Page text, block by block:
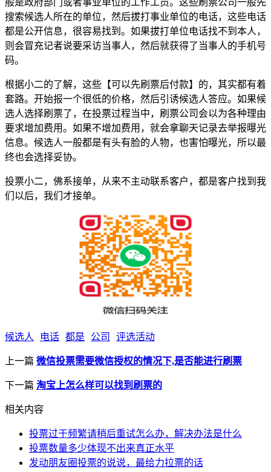
搜索候选人所在的单位，然后拔打事业单位的电话，这些电话
都是公开信息，很容易找到。如果拔打单位电话找不到本人，
则会冒充记者说要采访当事人，然后就获得了当事人的手机号
码。
根据小二的了解，这些【可以先刷票后付款】的，其实都有着
套路。开始报一个很低的价格，然后引诱候选人答应。如果候
选人选择刷票了，在投票过程当中，刷票公司会以为各种理由
要求增加费用。如果不增加费用，就会拿聊天记录去举报曝光
信息。候选人一般都是有头有脸的人物，也害怕曝光，所以最
终也会选择妥协。
投票小二，佛系接单，从来不主动联系客户，都是客户找到我
们以后，我们才接单。
候选人 电话 都是 公司 评选活动
上一篇 微信投票需要微信授权的情况下,是否能进行刷票
下一篇 淘宝上怎么样可以找到刷票的
相关内容
投票过于频繁请稍后重试怎么办，解决办法是什么
投票数量多少体现不出来真正水平
发动朋友圈投票的说说，最给力拉票的话